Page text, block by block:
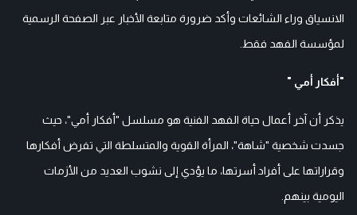
الانسياق وراء الشائعات وأكد ضرورة متابعة الأخبار عبر الصفحة الرسمية
لمؤسسة الفهد فقط.
"أفكار أمي "
يذكر أن آخر أعمال حياة الفهد الفنية هو مسلسل "أفكار أمي"، حيث
جسدت شخصية "شاهة"، المرأة القوية والمتسلطة التي تفرض أفكارها
وقراراتها على أفراد أسرتها، ما يؤدي إلى نشوب العديد من الأزمات
اليومية بينهم.